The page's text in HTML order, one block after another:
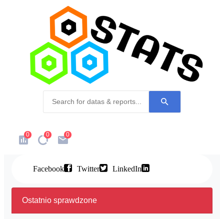
0 0 0
Facebook Twitter LinkedIn
Ostatnio sprawdzone